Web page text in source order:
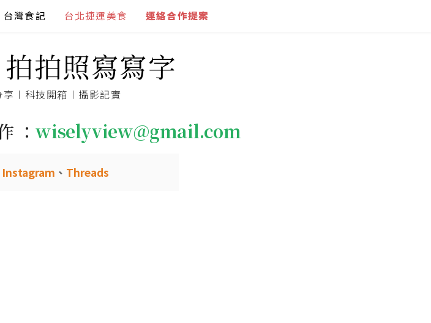
台灣食記 台北捷運美食 連絡合作提案
拍照寫寫字
︱科技開箱︱攝影記實
： wiselyview@gmail.com
Instagram 、 Threads